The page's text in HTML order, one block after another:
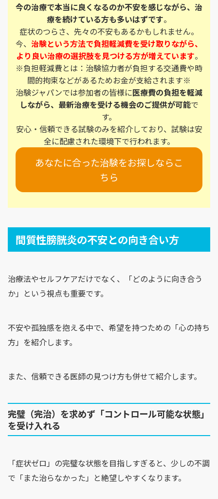
今の治療で本当に良くなるのか不安を感じながら、治
療を続けている方も多いはずです。
症状のつらさ、先々の不安もあるかもしれません。
今、 治験という方法で負担軽減費を受け取りながら、
より良い治療の選択肢を見つける方が増えています。
※負担軽減費とは：治験協力者が負担する交通費や時
間的拘束などがあるためお金が支給されます※
治験ジャパンでは参加者の皆様に医療費の負担を軽減
しながら、最新治療を受ける機会のご提供が可能で
す。
安心・信頼できる試験のみを紹介しており、試験は安
全に配慮された環境下で行われます。
あなたに合った治験をお探しならこ
ちら
間質性膀胱炎の不安との向き合い方
治療法やセルフケアだけでなく、「どのように向き合う
か」という視点も重要です。
不安や孤独感を抱える中で、希望を持つための「心の持ち
方」を紹介します。
また、信頼できる医師の見つけ方も併せて紹介します。
完璧（完治）を求めず「コントロール可能な状態」
を受け入れる
「症状ゼロ」の完璧な状態を目指しすぎると、少しの不調
で「また治らなかった」と絶望しやすくなります。